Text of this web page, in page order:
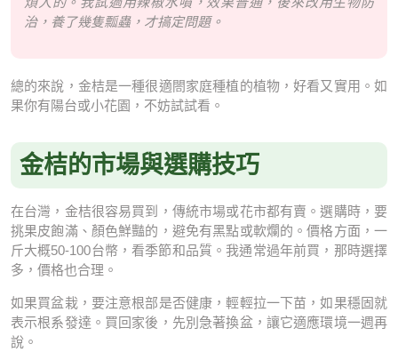
治，養了幾隻瓢蟲，才搞定問題。
總的來說，金桔是一種很適閤家庭種植的植物，好看又實用。如
果你有陽台或小花園，不妨試試看。
金桔的市場與選購技巧
在台灣，金桔很容易買到，傳統市場或花市都有賣。選購時，要
挑果皮飽滿、顏色鮮豔的，避免有黑點或軟爛的。價格方面，一
斤大概50-100台幣，看季節和品質。我通常過年前買，那時選擇
多，價格也合理。
如果買盆栽，要注意根部是否健康，輕輕拉一下苗，如果穩固就
表示根系發達。買回家後，先別急著換盆，讓它適應環境一週再
說。